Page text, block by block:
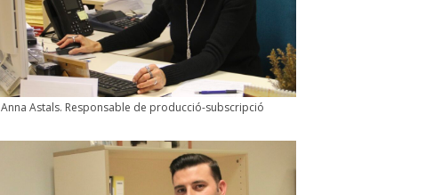
Anna Astals. Responsable de producció-subscripció